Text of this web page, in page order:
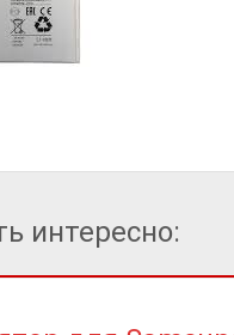
интересно: